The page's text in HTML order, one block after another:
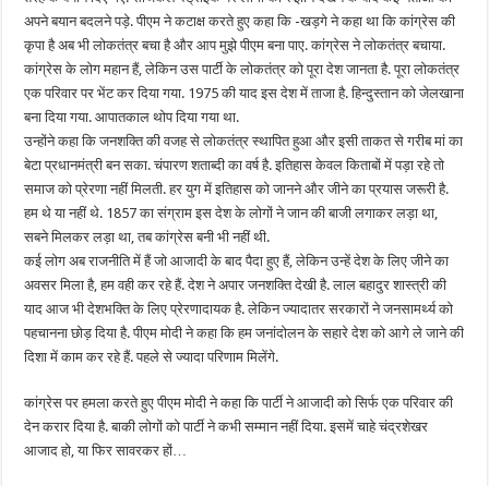
अपने बयान बदलने पड़े. पीएम ने कटाक्ष करते हुए कहा कि -खड़गे ने कहा था कि कांग्रेस की
कृपा है अब भी लोकतंत्र बचा है और आप मुझे पीएम बना पाए. कांग्रेस ने लोकतंत्र बचाया.
कांग्रेस के लोग महान हैं, लेकिन उस पार्टी के लोकतंत्र को पूरा देश जानता है. पूरा लोकतंत्र
एक परिवार पर भेंट कर दिया गया. 1975 की याद इस देश में ताजा है. हिन्दुस्तान को जेलखाना
बना दिया गया. आपातकाल थोप दिया गया था.
उन्होंने कहा कि जनशक्ति की वजह से लोकतंत्र स्थापित हुआ और इसी ताकत से गरीब मां का
बेटा प्रधानमंत्री बन सका. चंपारण शताब्दी का वर्ष है. इतिहास केवल किताबों में पड़ा रहे तो
समाज को प्रेरणा नहीं मिलती. हर युग में इतिहास को जानने और जीने का प्रयास जरूरी है.
हम थे या नहीं थे. 1857 का संग्राम इस देश के लोगों ने जान की बाजी लगाकर लड़ा था,
सबने मिलकर लड़ा था, तब कांग्रेस बनी भी नहीं थी.
कई लोग अब राजनीति में हैं जो आजादी के बाद पैदा हुए हैं, लेकिन उन्हें देश के लिए जीने का
अवसर मिला है, हम वही कर रहे हैं. देश ने अपार जनशक्ति देखी है. लाल बहादुर शास्त्री की
याद आज भी देशभक्ति के लिए प्रेरणादायक है. लेकिन ज्यादातर सरकारों ने जनसामर्थ्य को
पहचानना छोड़ दिया है. पीएम मोदी ने कहा कि हम जनांदोलन के सहारे देश को आगे ले जाने की
दिशा में काम कर रहे हैं. पहले से ज्यादा परिणाम मिलेंगे.
कांग्रेस पर हमला करते हुए पीएम मोदी ने कहा कि पार्टी ने आजादी को सिर्फ एक परिवार की
देन करार दिया है. बाकी लोगों को पार्टी ने कभी सम्मान नहीं दिया. इसमें चाहे चंद्रशेखर
आजाद हो, या फिर सावरकर हों…